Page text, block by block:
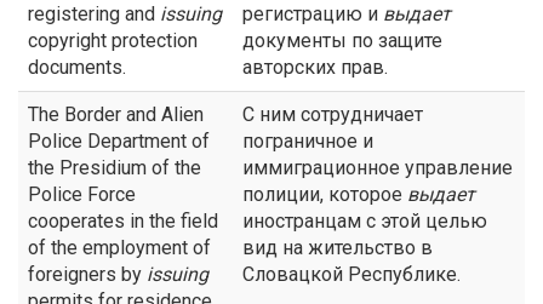
registering and issuing
copyright protection
documents.
регистрацию и выдает
документы по защите
авторских прав.
The Border and Alien
Police Department of
the Presidium of the
Police Force
cooperates in the field
of the employment of
foreigners by issuing
С ним сотрудничает
пограничное и
иммиграционное управление
полиции, которое выдает
иностранцам с этой целью
вид на жительство в
Словацкой Республике.